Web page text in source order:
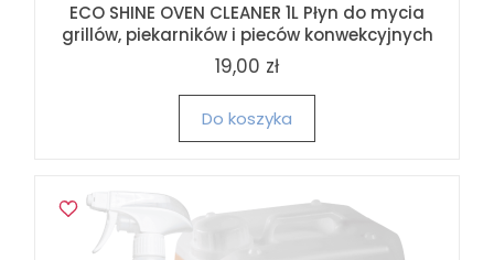
ECO SHINE OVEN CLEANER 1L Płyn do mycia
grillów, piekarników i pieców konwekcyjnych
19,00 zł
Do koszyka